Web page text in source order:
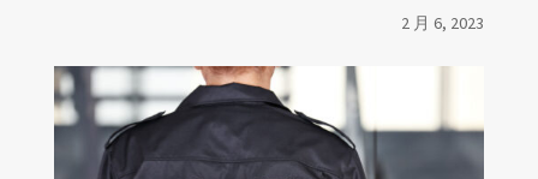
2 月 6, 2023